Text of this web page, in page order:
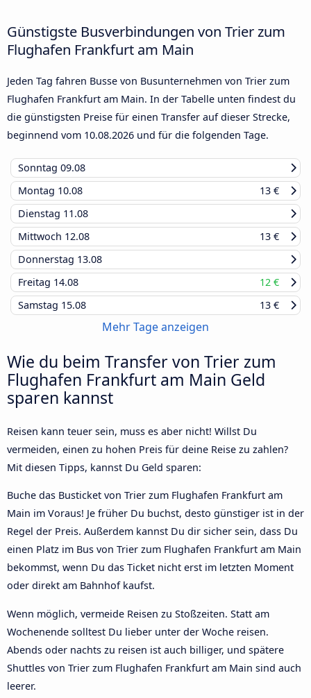
Günstigste Busverbindungen von Trier zum
Flughafen Frankfurt am Main
Jeden Tag fahren Busse von Busunternehmen von Trier zum
Flughafen Frankfurt am Main. In der Tabelle unten findest du
die günstigsten Preise für einen Transfer auf dieser Strecke,
beginnend vom 10.08.2026 und für die folgenden Tage.
Sonntag 09.08
Montag 10.08
13 €
Dienstag 11.08
Mittwoch 12.08
13 €
Donnerstag 13.08
Freitag 14.08
12 €
Samstag 15.08 13 €
Mehr Tage anzeigen
Wie du beim Transfer von Trier zum
Flughafen Frankfurt am Main Geld
sparen kannst
Reisen kann teuer sein, muss es aber nicht! Willst Du
vermeiden, einen zu hohen Preis für deine Reise zu zahlen?
Mit diesen Tipps, kannst Du Geld sparen:
Buche das Busticket von Trier zum Flughafen Frankfurt am
Main im Voraus! Je früher Du buchst, desto günstiger ist in der
Regel der Preis. Außerdem kannst Du dir sicher sein, dass Du
einen Platz im Bus von Trier zum Flughafen Frankfurt am Main
bekommst, wenn Du das Ticket nicht erst im letzten Moment
oder direkt am Bahnhof kaufst.
Wenn möglich, vermeide Reisen zu Stoßzeiten. Statt am
Wochenende solltest Du lieber unter der Woche reisen.
Abends oder nachts zu reisen ist auch billiger, und spätere
Shuttles von Trier zum Flughafen Frankfurt am Main sind auch
leerer.